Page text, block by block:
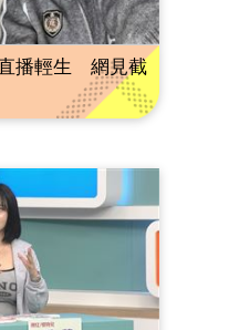
播輕生 網見截